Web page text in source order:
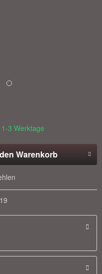
3 Werktage
Warenkorb